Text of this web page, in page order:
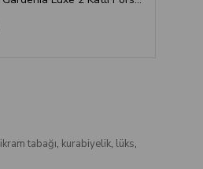
ikram tabağı, kurabiyelik, lüks,